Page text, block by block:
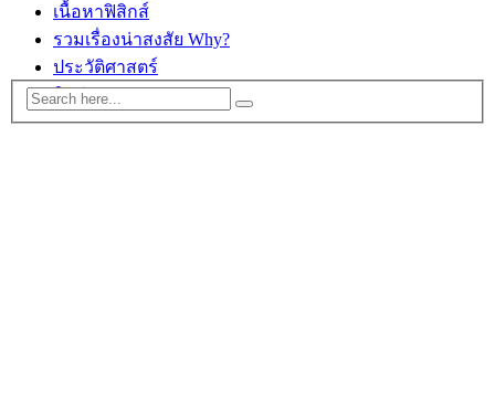
เนื้อหาฟิสิกส์
รวมเรื่องน่าสงสัย Why?
ประวัติศาสตร์
ติดต่อ